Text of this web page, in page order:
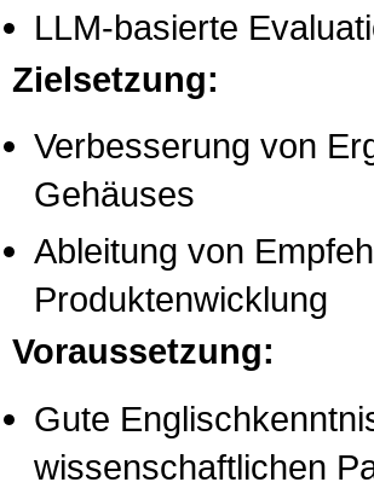
LLM-basierte
Zielsetzung:
Verbesserung von
Gehäuses
Ableitung von
Produktenwicklung
Voraussetzung:
Gute
wissenschaftlichen